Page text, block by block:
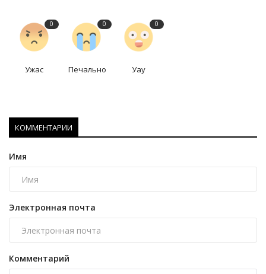
0
Ужас
0
Печально
0
Уау
КОММЕНТАРИИ
Имя
Электронная почта
Комментарий